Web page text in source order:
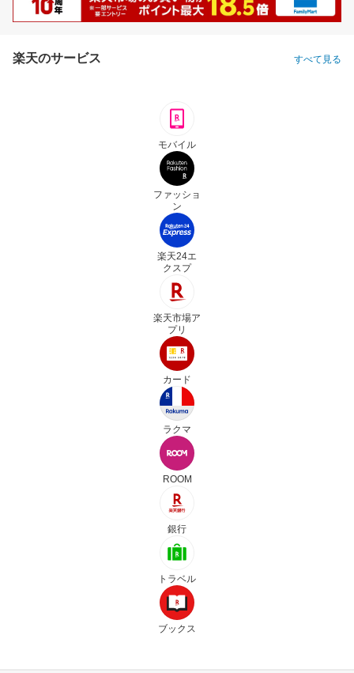
楽天のサービス すべて見る
モバイル
ファッショ
ン
楽天24エ
クスプ
楽天市場ア
プリ
カード
ラクマ
ROOM
銀行
トラベル
ブックス